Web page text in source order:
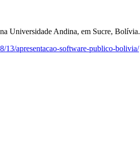
Universidade Andina, em Sucre, Bolívia.
13/apresentacao-software-publico-bolivia/